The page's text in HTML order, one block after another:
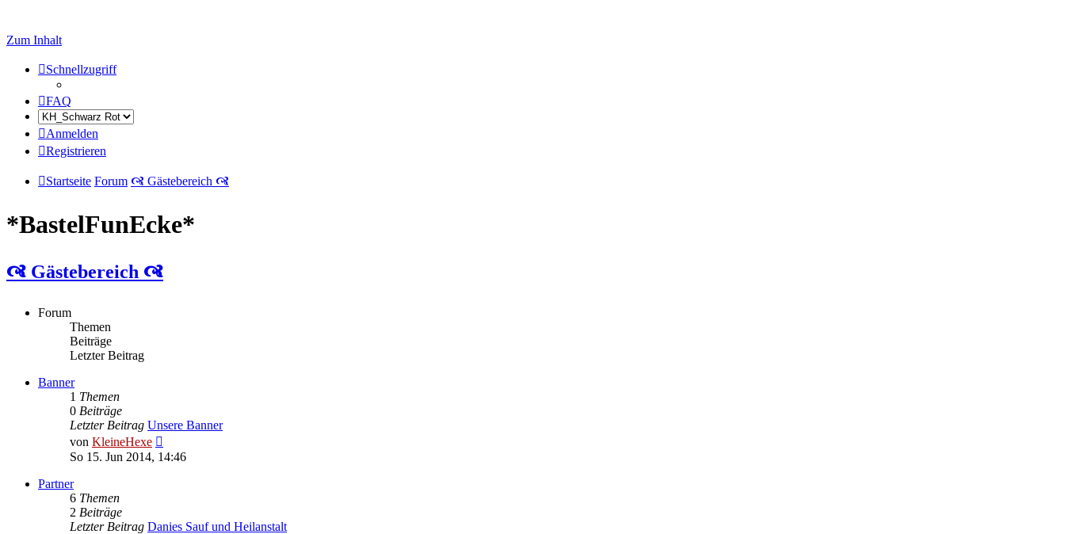
Zum Inhalt
Schnellzugriff
FAQ
Anmelden
Registrieren
Startseite Forum 🙧 Gästebereich 🙧
*BastelFunEcke*
🙧 Gästebereich 🙧
Forum
Themen
Beiträge
Letzter Beitrag
Banner
1 Themen
0 Beiträge
Letzter Beitrag Unsere Banner
von KleineHexe
Beitrag
So 15. Jun 2014, 14:46
Partner
6 Themen
2 Beiträge
Letzter Beitrag Danies Sauf und Heilanstalt